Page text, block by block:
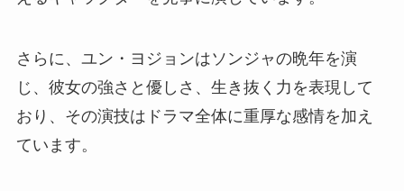
さらに、ユン・ヨジョンはソンジャの晩年を演
じ、彼女の強さと優しさ、生き抜く力を表現して
おり、その演技はドラマ全体に重厚な感情を加え
ています。